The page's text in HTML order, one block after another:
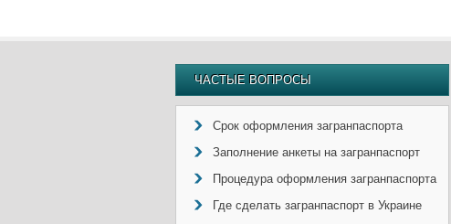
ЧАСТЫЕ ВОПРОСЫ
Срок оформления загранпаспорта
Заполнение анкеты на загранпаспорт
Процедура оформления загранпаспорта
Где сделать загранпаспорт в Украине